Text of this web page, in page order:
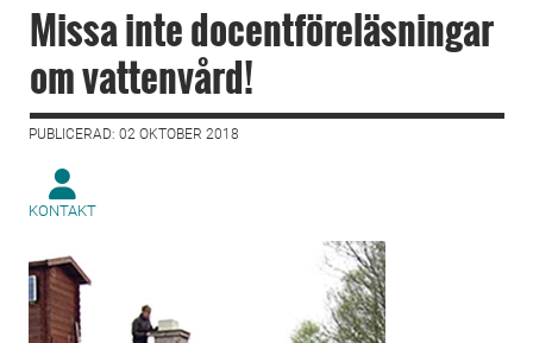
Missa inte docentföreläsningar
om vattenvård!
PUBLICERAD: 02 OKTOBER 2018
KONTAKT